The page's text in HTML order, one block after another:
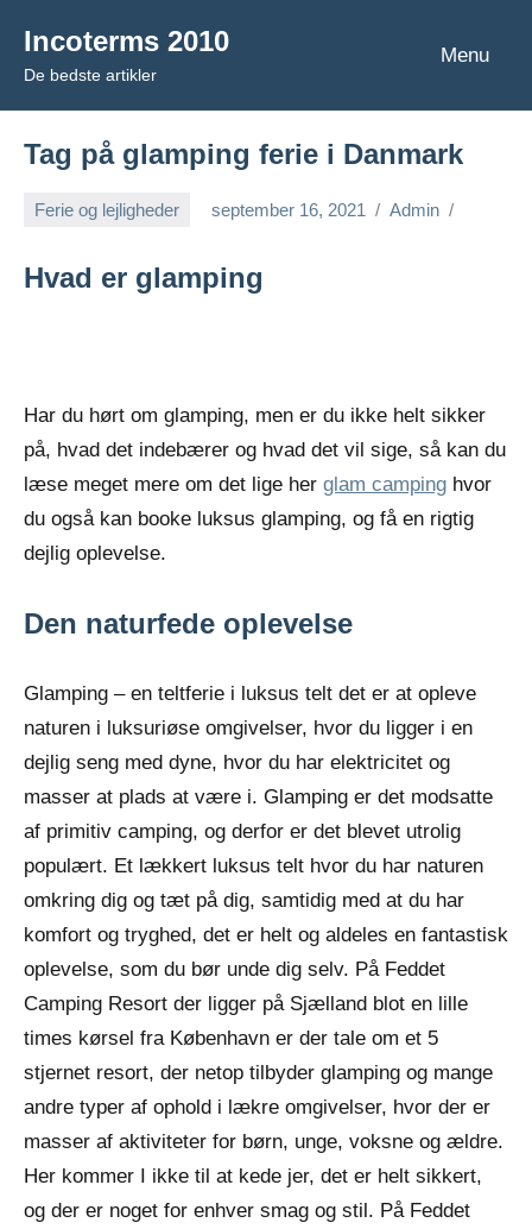
indhold
Incoterms 2010
De bedste artikler
Menu
Tag på glamping ferie i Danmark
Ferie og lejligheder september 16, 2021 Admin
Hvad er glamping
Har du hørt om glamping, men er du ikke helt sikker
på, hvad det indebærer og hvad det vil sige, så kan du
læse meget mere om det lige her glam camping hvor
du også kan booke luksus glamping, og få en rigtig
dejlig oplevelse.
Den naturfede oplevelse
Glamping – en teltferie i luksus telt det er at opleve
naturen i luksuriøse omgivelser, hvor du ligger i en
dejlig seng med dyne, hvor du har elektricitet og
masser at plads at være i. Glamping er det modsatte
af primitiv camping, og derfor er det blevet utrolig
populært. Et lækkert luksus telt hvor du har naturen
omkring dig og tæt på dig, samtidig med at du har
komfort og tryghed, det er helt og aldeles en fantastisk
oplevelse, som du bør unde dig selv. På Feddet
Camping Resort der ligger på Sjælland blot en lille
times kørsel fra København er der tale om et 5
stjernet resort, der netop tilbyder glamping og mange
andre typer af ophold i lækre omgivelser, hvor der er
masser af aktiviteter for børn, unge, voksne og ældre.
Her kommer I ikke til at kede jer, det er helt sikkert,
og der er noget for enhver smag og stil. På Feddet